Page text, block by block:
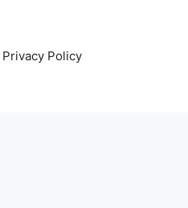
Privacy Policy